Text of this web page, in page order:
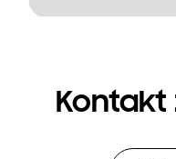
Kontakt